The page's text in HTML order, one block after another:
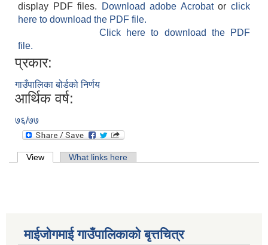
display PDF files.
Download adobe Acrobatorclick
here to download the PDF file.
Click here to download the PDF
file.
प्रकार:
गाउँपालिका बोर्डको निर्णय
आर्थिक वर्ष:
७६/७७
Primary tabs
View (active tab)What links here
माईजोगमाई गाउँपालिकाको बृत्तचित्र